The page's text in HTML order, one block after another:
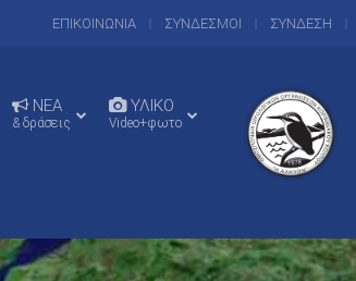
ΕΠΙΚΟΙΝΩΝΙΑ ΣΥΝΔΕΣΜΟΙ ΣΥΝΔΕΣΗ
NEA
& δράσεις
ΥΛΙΚΟ
Video+φωτο